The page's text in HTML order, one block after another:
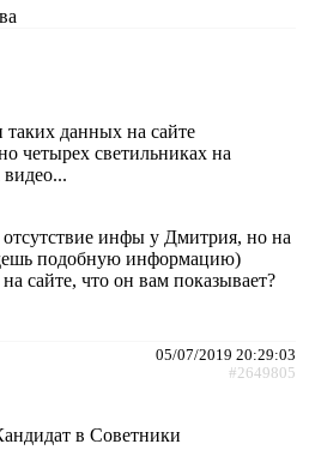
таких данных на сайте
четырех светильниках на
инфы у Дмитрия, но на
подобную информацию)
сайте, что он вам показывает?
05/07/2019 20:29:03
#2649805
в Советники